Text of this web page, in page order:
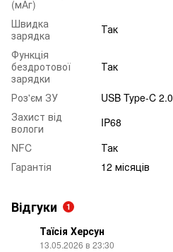
(мАг)
Швидка
зарядка
Так
Функція
бездротової
зарядки
Так
Роз'єм ЗУ
USB Type-C 2.0
Захист від
вологи
IP68
NFC
Так
Гарантія
12 місяців
Відгуки 1
Таїсія Херсун
13.05.2026 в 23:30